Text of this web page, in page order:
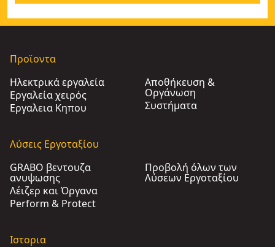
Προϊοντα
Ηλεκτρικά εργαλεία
Εργαλεία χειρός
Εργαλεια Κηπου​
Αποθήκευση &
Οργάνωση
Συστήματα
Λύσεις Εργοταξίου
GRABO βεντουζα
ανυψωσης
Λέιζερ και Όργανα
Perform & Protect
Προβολή όλων των
Λύσεων Εργοταξίου
Ιστορια